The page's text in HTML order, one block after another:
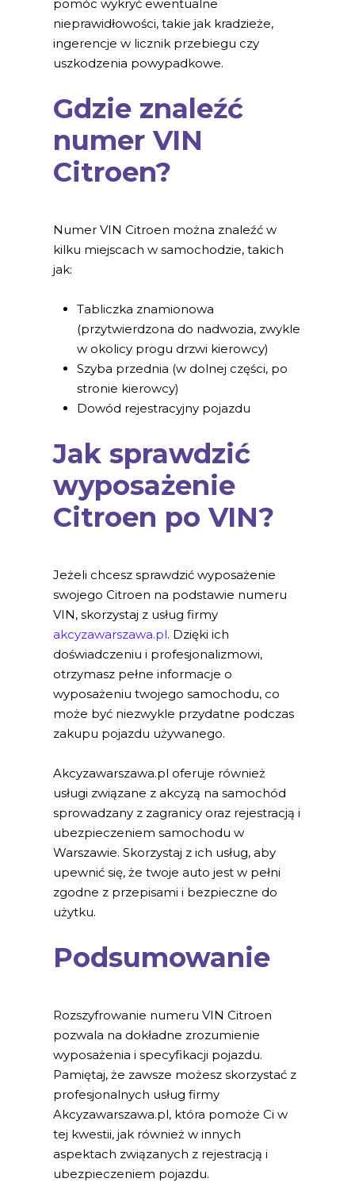
pomóc wykryć ewentualne
nieprawidłowości, takie jak kradzieże,
ingerencje w licznik przebiegu czy
uszkodzenia powypadkowe.
Gdzie znaleźć
numer VIN
Citroen?
Numer VIN Citroen można znaleźć w
kilku miejscach w samochodzie, takich
jak:
Tabliczka znamionowa
(przytwierdzona do nadwozia, zwykle
w okolicy progu drzwi kierowcy)
Szyba przednia (w dolnej części, po
stronie kierowcy)
Dowód rejestracyjny pojazdu
Jak sprawdzić
wyposażenie
Citroen po VIN?
Jeżeli chcesz sprawdzić wyposażenie
swojego Citroen na podstawie numeru
VIN, skorzystaj z usług firmy
akcyzawarszawa.pl. Dzięki ich
doświadczeniu i profesjonalizmowi,
otrzymasz pełne informacje o
wyposażeniu twojego samochodu, co
może być niezwykle przydatne podczas
zakupu pojazdu używanego.
Akcyzawarszawa.pl oferuje również
usługi związane z akcyzą na samochód
sprowadzany z zagranicy oraz rejestracją i
ubezpieczeniem samochodu w
Warszawie. Skorzystaj z ich usług, aby
upewnić się, że twoje auto jest w pełni
zgodne z przepisami i bezpieczne do
użytku.
Podsumowanie
Rozszyfrowanie numeru VIN Citroen
pozwala na dokładne zrozumienie
wyposażenia i specyfikacji pojazdu.
Pamiętaj, że zawsze możesz skorzystać z
profesjonalnych usług firmy
Akcyzawarszawa.pl, która pomoże Ci w
tej kwestii, jak również w innych
aspektach związanych z rejestracją i
ubezpieczeniem pojazdu.